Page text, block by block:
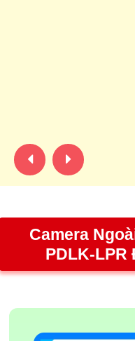
Camera
PDLK-LPR